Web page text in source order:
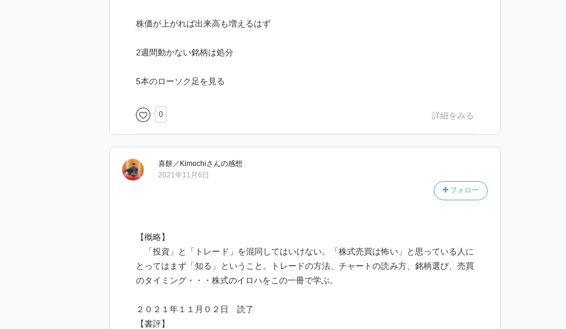
株価が上がれば出来高も増えるはず
2週間動かない銘柄は処分
5本のローソク足を見る
0 詳細をみる
喜餅／Kimochiさんの感想
フォロー
2021年11月6日
【概略】
「投資」と「トレード」を混同してはいけない。「株式売買は怖い」と思っている人に
とってはまず「知る」ということ。トレードの方法、チャートの読み方、銘柄選び、売買
のタイミング・・・株式のイロハをこの一冊で学ぶ。
２０２１年１１月０２日 読了
【書評】